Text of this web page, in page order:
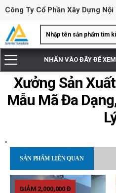
Công Ty Cổ Phần Xây Dựng
NHẤN VÀO ĐÂY ĐỂ
Xưởng Sản
Mẫu Mã Đa
.
SẢN PHẨM LIÊN QUAN
GIẢM 2,000,000 Đ